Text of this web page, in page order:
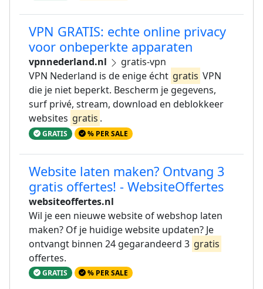
VPN GRATIS: echte online privacy
voor onbeperkte apparaten
vpnnederland.nl
gratis-vpn
VPN Nederland is de enige écht gratis VPN
die je niet beperkt. Bescherm je gegevens,
surf privé, stream, download en deblokkeer
websites gratis .
GRATIS % PER SALE
Website laten maken? Ontvang 3
gratis offertes! - WebsiteOffertes
websiteoffertes.nl
Wil je een nieuwe website of webshop laten
maken? Of je huidige website updaten? Je
ontvangt binnen 24 gegarandeerd 3 gratis
offertes.
GRATIS % PER SALE